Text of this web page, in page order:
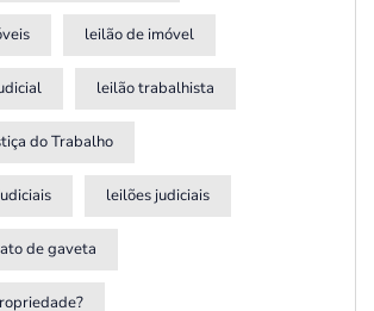
leilão de imóvel
leilão trabalhista
do Trabalho
leilões judiciais
de gaveta